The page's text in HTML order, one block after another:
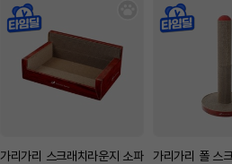
가리가리 스크래치라운지 소파 가리가리 폴 스